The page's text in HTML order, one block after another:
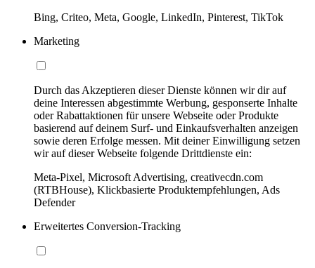
Bing, Criteo, Meta, Google, LinkedIn, Pinterest, TikTok
Marketing
Durch das Akzeptieren dieser Dienste können wir dir auf
deine Interessen abgestimmte Werbung, gesponserte Inhalte
oder Rabattaktionen für unsere Webseite oder Produkte
basierend auf deinem Surf- und Einkaufsverhalten anzeigen
sowie deren Erfolge messen. Mit deiner Einwilligung setzen
wir auf dieser Webseite folgende Drittdienste ein:
Meta-Pixel, Microsoft Advertising, creativecdn.com
(RTBHouse), Klickbasierte Produktempfehlungen, Ads
Defender
Erweitertes Conversion-Tracking